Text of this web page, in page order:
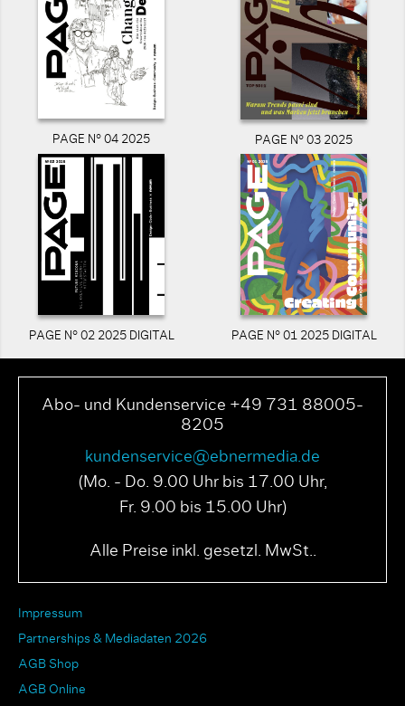
PAGE N° 04 2025 PAGE N° 03 2025
PAGE N° 02 2025 DIGITAL PAGE N° 01 2025 DIGITAL
Abo- und Kundenservice +49 731 88005-
8205
kundenservice@ebnermedia.de
(Mo. - Do. 9.00 Uhr bis 17.00 Uhr,
Fr. 9.00 bis 15.00 Uhr)
Alle Preise inkl. gesetzl. MwSt..
Impressum
Partnerships & Mediadaten 2026
AGB Shop
AGB Online